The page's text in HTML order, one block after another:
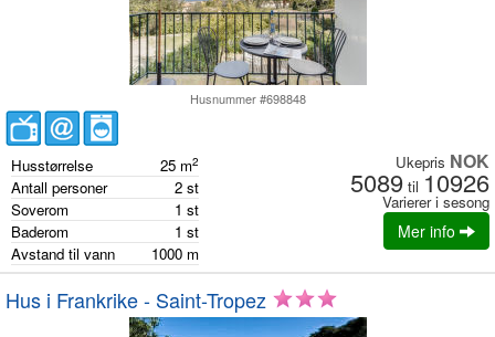
Husnummer #698848
Husstørrelse 25 m2
Antall personer 2 st
Soverom
1 st
Baderom
1 st
Avstand til vann
1000 m
Ukepris NOK
5089 til 10926
Varierer i sesong
Mer info
Hus i Frankrike - Saint-Tropez